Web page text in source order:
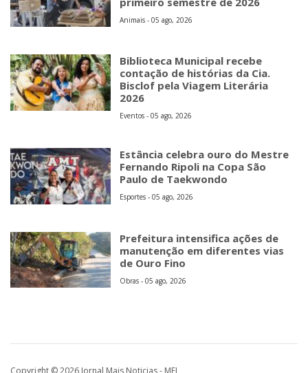
Animais - 05 ago, 2026
Biblioteca Municipal recebe
contação de histórias da Cia.
Bisclof pela Viagem Literária
2026
Eventos - 05 ago, 2026
Estância celebra ouro do Mestre
Fernando Ripoli na Copa São
Paulo de Taekwondo
Esportes - 05 ago, 2026
Prefeitura intensifica ações de
manutenção em diferentes vias
de Ouro Fino
Obras - 05 ago, 2026
Copyright © 2026 Jornal Mais Noticias - MEI